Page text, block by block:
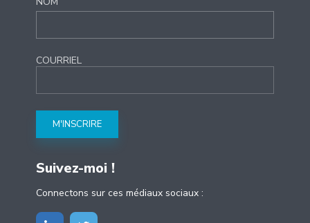
COURRIEL
Suivez-moi !
Connectons sur ces médiaux sociaux :